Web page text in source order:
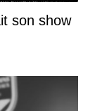
son show